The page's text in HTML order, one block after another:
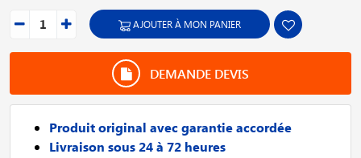
AJOUTER À MON PANIER
DEMANDE DEVIS
Produit original avec garantie accordée
Livraison sous 24 à 72 heures